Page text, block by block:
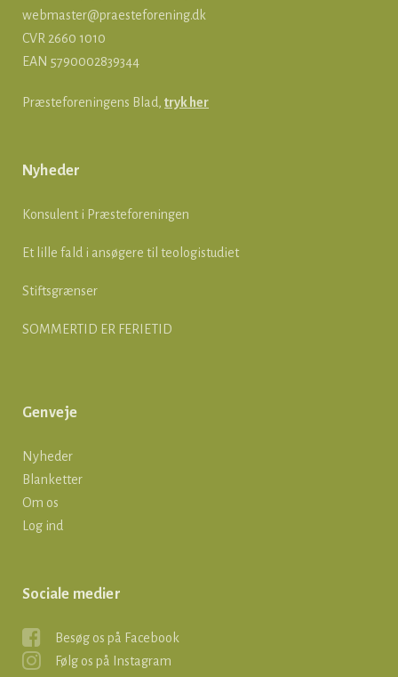
webmaster@praesteforening.dk
CVR 2660 1010
EAN 5790002839344
Præsteforeningens Blad, tryk her
Nyheder
Konsulent i Præsteforeningen
Et lille fald i ansøgere til teologistudiet
Stiftsgrænser
SOMMERTID ER FERIETID
Genveje
Nyheder
Blanketter
Om os
Log ind
Sociale medier
Besøg os på Facebook
Følg os på Instagram